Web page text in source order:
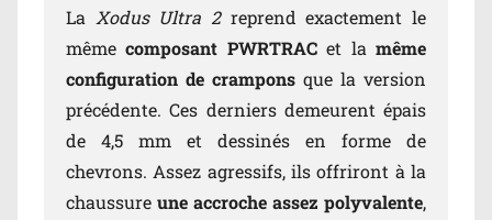
La Xodus Ultra 2reprend exactement le
mêmecomposant PWRTRACet la même
configuration de crampons que la version
précédente. Ces derniers demeurent épais
de 4,5 mm
et dessinés en forme de
chevrons. Assez agressifs, ils offriront à la
chaussure une accroche assez polyvalente,